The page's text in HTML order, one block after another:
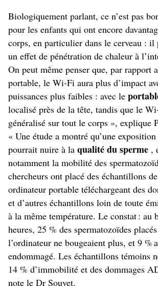
Biologiquement parlant, ce n’est pas
pour les enfants qui ont encore
corps, en particulier dans le cerveau : il
un effet de pénétration de chaleur à
On peut même penser que, par rapport
portable, le Wi-Fi aura plus d’impact
puissances plus faibles : avec le
localisé près de la tête, tandis que le
généralisé sur tout le corps », explique
« Une étude a montré qu’une
pourrait nuire à la qualité du sperme ,
notamment la mobilité des
chercheurs ont placé des échantillons
ordinateur portable téléchargeant des
et d’autres échantillons loin de toute
à la même température. Le constat : au
heures, 25 % des spermatozoïdes
l’ordinateur ne bougeaient plus, et 9 %
endommagé. Les échantillons témoins
14 % d’immobilité et des dommages
note le Dr Souvet.